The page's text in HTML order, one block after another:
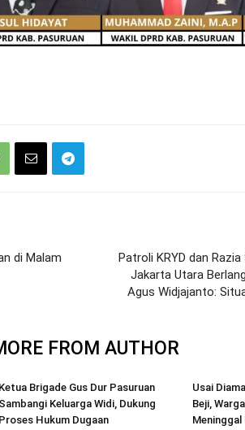
di Malam
Patroli KRYD dan
Jakarta Utara
Agus Widjajanto:
FROM AUTHOR
Ketua Brigade Gus Dur Pasuruan
Sambangi Keluarga Widi, Dukung
Proses Hukum Dugaan
Usai
Beji,
Meninggal